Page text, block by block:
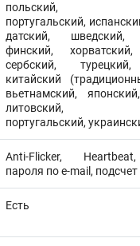
польский,
португальский,
датский, шведский,
финский, хорватский,
сербский,
китайский
вьетнамский,
литовский,
португальский,
Anti-Flicker,
пароля по e-mail,
Есть